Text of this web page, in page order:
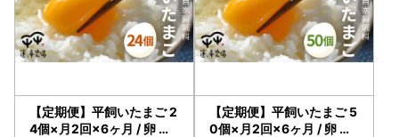
【定期便】平飼いたまご 2
4個×月2回×6ヶ月 / 卵 定
【定期便】平飼いたまご 5
0個×月2回×6ヶ月 / 卵 定